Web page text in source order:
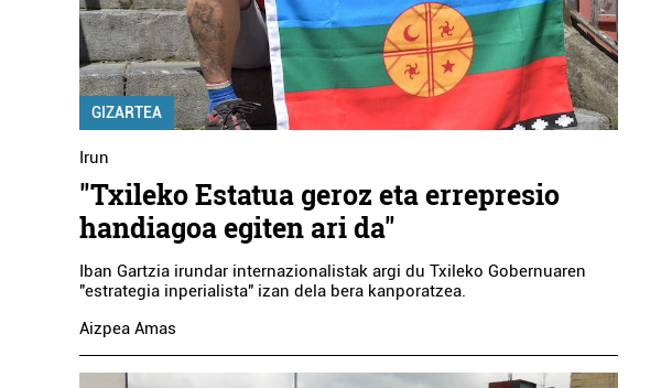
GIZARTEA
Irun
"Txileko Estatua geroz eta errepresio
handiagoa egiten ari da"
Iban Gartzia irundar internazionalistak argi du Txileko Gobernuaren
"estrategia inperialista" izan dela bera kanporatzea.
Aizpea Amas
Ostalaritza